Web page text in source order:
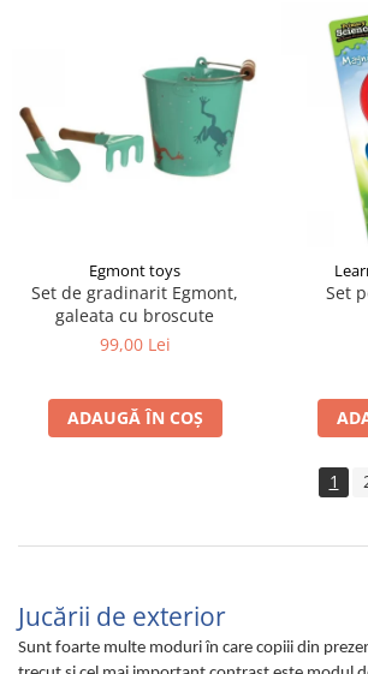
Egmont toys
Set de gradinarit Egmont,
galeata cu broscute
99,00 Lei
ADAUGĂ ÎN COȘ
Set
1
Jucării de exterior
Sunt foarte multe moduri în care copiii din